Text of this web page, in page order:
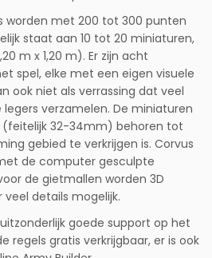
worden met 200 tot 300 punten
staat aan 10 tot 20 miniaturen,
m x 1,20 m). Er zijn acht
spel, elke met een eigen visuele
ook niet als verrassing dat veel
verzamelen. De miniaturen
(feitelijk 32-34mm) behoren tot
gebied te verkrijgen is. Corvus
de computer gesculpte
de gietmallen worden 3D
veel details mogelijk.
goede support op het
regels gratis verkrijgbaar, er is ook